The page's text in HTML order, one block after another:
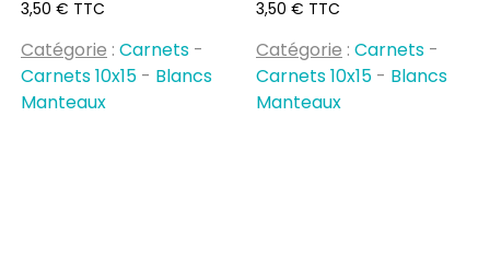
Prix
3,50 € TTC
Catégorie : Carnets -
Carnets 10x15 - Blancs
Manteaux
Prix
3,50 € TTC
Catégorie : Carnets -
Carnets 10x15 - Blancs
Manteaux